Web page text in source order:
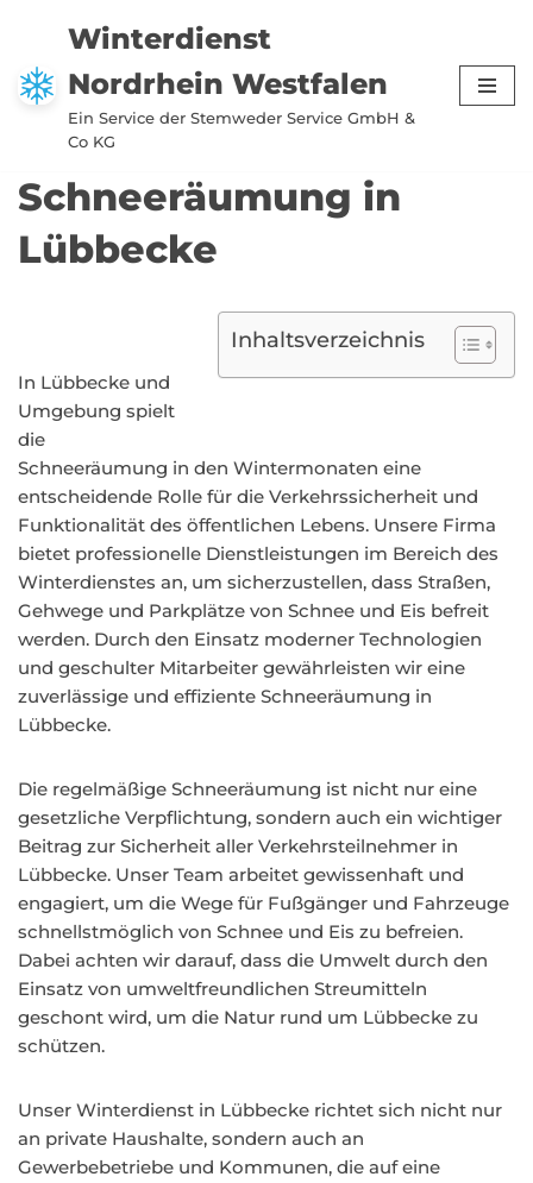
Zum
Inhalt
springen
Winterdienst
Nordrhein Westfalen
Ein Service der Stemweder Service GmbH &
Co KG
Schneeräumung in
Lübbecke
Inhaltsverzeichnis
In Lübbecke und
Umgebung spielt
die
Schneeräumung in den Wintermonaten eine
entscheidende Rolle für die Verkehrssicherheit und
Funktionalität des öffentlichen Lebens. Unsere Firma
bietet professionelle Dienstleistungen im Bereich des
Winterdienstes an, um sicherzustellen, dass Straßen,
Gehwege und Parkplätze von Schnee und Eis befreit
werden. Durch den Einsatz moderner Technologien
und geschulter Mitarbeiter gewährleisten wir eine
zuverlässige und effiziente Schneeräumung in
Lübbecke.
Die regelmäßige Schneeräumung ist nicht nur eine
gesetzliche Verpflichtung, sondern auch ein wichtiger
Beitrag zur Sicherheit aller Verkehrsteilnehmer in
Lübbecke. Unser Team arbeitet gewissenhaft und
engagiert, um die Wege für Fußgänger und Fahrzeuge
schnellstmöglich von Schnee und Eis zu befreien.
Dabei achten wir darauf, dass die Umwelt durch den
Einsatz von umweltfreundlichen Streumitteln
geschont wird, um die Natur rund um Lübbecke zu
schützen.
Unser Winterdienst in Lübbecke richtet sich nicht nur
an private Haushalte, sondern auch an
Gewerbebetriebe und Kommunen, die auf eine